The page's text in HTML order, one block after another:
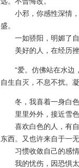
小邪，你感性深情，
盛。
一如骄阳，明媚了自
美好的人，在经历挫
“爱。仿佛站在水边，
自生自灭，不息不扰。
冬，我喜着一身白色
里里外外，接近雪色
喜欢白色的人，有自
东西。又也许来自于一
习惯收敛自己的感情
我的忧伤，因恐惧太